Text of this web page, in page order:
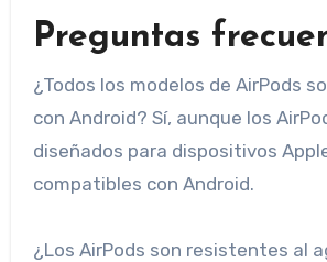
Preguntas
¿Todos los modelos de AirPods
con Android? Sí, aunque los
diseñados para dispositivos
compatibles con Android.
¿Los AirPods son resistentes al